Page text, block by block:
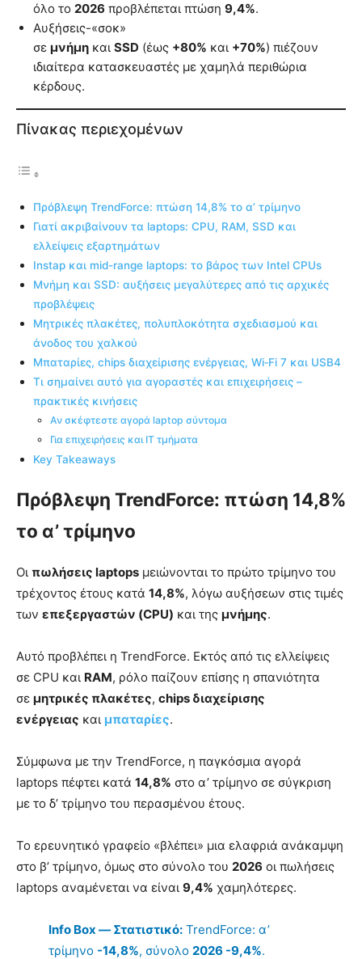
όλο το 2026 προβλέπεται πτώση 9,4%.
Αυξήσεις-«σοκ»
σε μνήμη και SSD (έως +80% και +70%) πιέζουν
ιδιαίτερα κατασκευαστές με χαμηλά περιθώρια
κέρδους.
Πίνακας περιεχομένων
Πρόβλεψη TrendForce: πτώση 14,8% το α’ τρίμηνο
Γιατί ακριβαίνουν τα laptops: CPU, RAM, SSD και
ελλείψεις εξαρτημάτων
Instap και mid-range laptops: το βάρος των Intel CPUs
Μνήμη και SSD: αυξήσεις μεγαλύτερες από τις αρχικές
προβλέψεις
Μητρικές πλακέτες, πολυπλοκότητα σχεδιασμού και
άνοδος του χαλκού
Μπαταρίες, chips διαχείρισης ενέργειας, Wi‑Fi 7 και USB4
Τι σημαίνει αυτό για αγοραστές και επιχειρήσεις –
πρακτικές κινήσεις
Αν σκέφτεστε αγορά laptop σύντομα
Για επιχειρήσεις και IT τμήματα
Key Takeaways
Πρόβλεψη TrendForce: πτώση 14,8%
το α’ τρίμηνο
Οι πωλήσεις laptops μειώνονται το πρώτο τρίμηνο του
τρέχοντος έτους κατά 14,8%, λόγω αυξήσεων στις τιμές
των επεξεργαστών (CPU) και της μνήμης.
Αυτό προβλέπει η TrendForce. Εκτός από τις ελλείψεις
σε CPU και RAM, ρόλο παίζουν επίσης η σπανιότητα
σε μητρικές πλακέτες, chips διαχείρισης
ενέργειας και μπαταρίες.
Σύμφωνα με την TrendForce, η παγκόσμια αγορά
laptops πέφτει κατά 14,8% στο α’ τρίμηνο σε σύγκριση
με το δ’ τρίμηνο του περασμένου έτους.
Το ερευνητικό γραφείο «βλέπει» μια ελαφριά ανάκαμψη
στο β’ τρίμηνο, όμως στο σύνολο του 2026 οι πωλήσεις
laptops αναμένεται να είναι 9,4% χαμηλότερες.
Info Box — Στατιστικό: TrendForce: α’
τρίμηνο -14,8%, σύνολο 2026 -9,4%.